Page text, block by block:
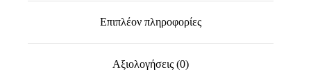
Επιπλέον πληροφορίες
Αξιολογήσεις (0)